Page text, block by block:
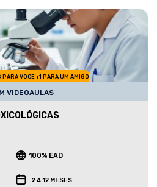
VOCE +1 PARA UM AMIGO
VIDEOAULAS
100% EAD
2 A 12 MESES